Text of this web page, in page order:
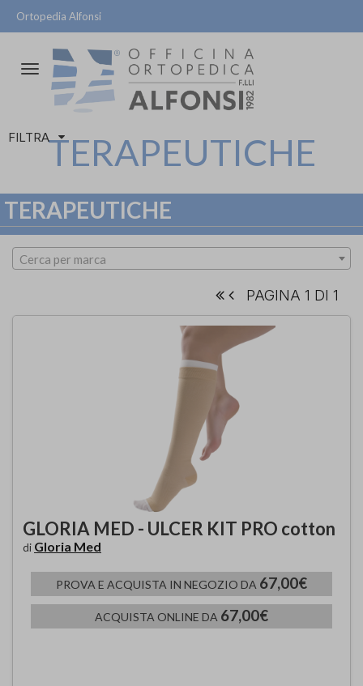
Ortopedia Alfonsi
Attiva/disattiva
navigazione
FILTRATERAPEUTICHE
TERAPEUTICHE
Cerca per marca
PAGINA 1 DI 1
GLORIA MED - ULCER KIT PRO cotton
di Gloria Med
PROVA E ACQUISTA IN NEGOZIO DA 67,00€
ACQUISTA ONLINE DA 67,00€